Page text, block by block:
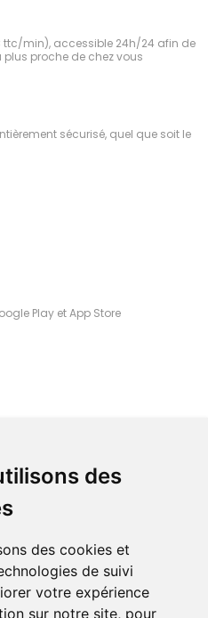
des
des cookies et
de suivi
votre expérience
sur notre site, pour
ttc/min), accessible 24h/24 afin de
proche de chez vous
sécurisé, quel que soit le
Play et App Store
votre commande à Amiens
ou recevez-là rapidement
sociaux